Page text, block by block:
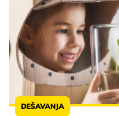
DEŠAVANJA